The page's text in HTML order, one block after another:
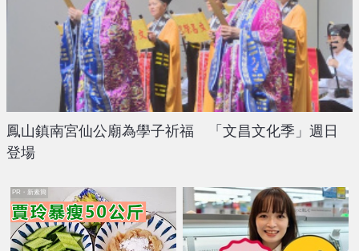
鳳山鎮南宮仙公廟為學子祈福 「文昌文化季」週日
登場
PR・新素簡